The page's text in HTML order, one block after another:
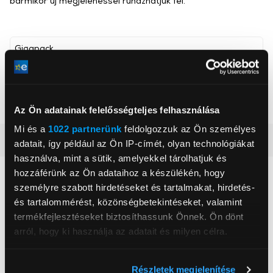
Az Ön adatainak felelősségteljes felhasználása
Mi és a 1022 partnerünk feldolgozzuk az Ön személyes
adatait, így például az Ön IP-címét, olyan technológiákat
használva, mint a sütik, amelyekkel tárolhatjuk és
hozzáférünk az Ön adataihoz a készülékén, hogy
személyre szabott hirdetéseket és tartalmakat, hirdetés-
és tartalommérést, közönségbetekintéseket, valamint
termékfejlesztéseket biztosíthassunk Önnek. Ön dönt
arról, hogy ki használja az adatait és milyen célra.
Részletek megjelenítése
Gigapack
, ,
Részletes ismertető
Neked ajánljuk